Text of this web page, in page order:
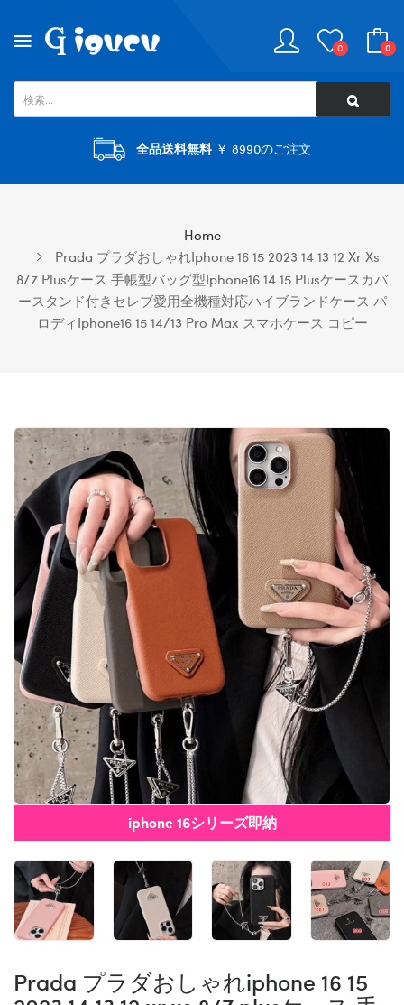
0 0
全品送料無料￥ 8990のご注文
Home
Prada プラダおしゃれiphone 16 15 2023 14 13 12 Xr Xs
8/7 Plusケース 手帳型バッグ型iphone16 14 15 Plusケースカバ
ースタンド付きセレブ愛用全機種対応ハイブランドケース パ
ロディiphone16 15 14/13 Pro Max スマホケース コピー
iphone 16シリーズ即納
Prada プラダおしゃれiphone 16 15